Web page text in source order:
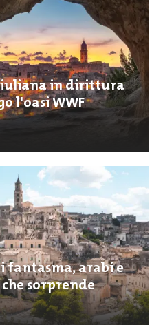
in dirittura
l'oasi WWF
fantasma, arabi e
sorprende